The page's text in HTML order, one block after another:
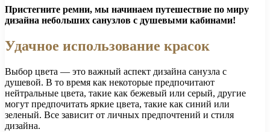
Пристегните ремни, мы начинаем путешествие по миру
дизайна небольших санузлов с душевыми кабинами!
Удачное использование красок
Выбор цвета — это важный аспект дизайна санузла с
душевой. В то время как некоторые предпочитают
нейтральные цвета, такие как бежевый или серый, другие
могут предпочитать яркие цвета, такие как синий или
зеленый. Все зависит от личных предпочтений и стиля
дизайна.